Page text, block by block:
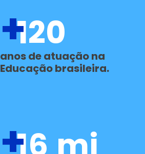
+120
anos de atuação na
Educação brasileira.
+16 mi